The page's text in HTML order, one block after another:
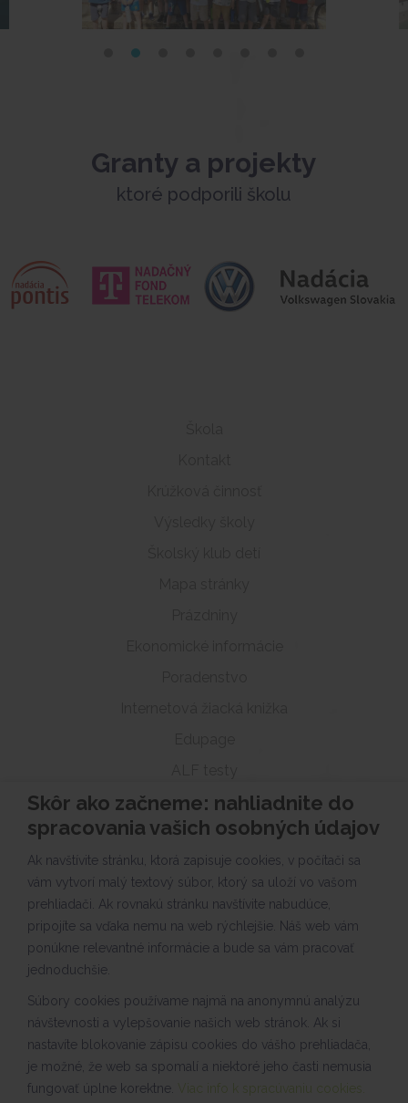
Granty a projekty
ktoré podporili školu
Fotogalérie a videá
Zverejňovanie
Školská jedáleň
Úradné hodiny
Projekty, súťaže, aktivity
Verejné obstarávanie
Konzultačné hodiny
Luskáčik
Zdravie na tanieri
Skôr ako začneme: nahliadnite do
spracovania vašich osobných údajov
Ak navštívite stránku, ktorá zapisuje cookies, v počítači sa
vám vytvorí malý textový súbor, ktorý sa uloží vo vašom
prehliadači. Ak rovnakú stránku navštívite nabudúce,
pripojíte sa vďaka nemu na web rýchlejšie. Náš web vám
ponúkne relevantné informácie a bude sa vám pracovať
jednoduchšie.
Súbory cookies používame najmä na anonymnú analýzu
návštevnosti a vylepšovanie našich web stránok. Ak si
nastavíte blokovanie zápisu cookies do vášho prehliadača,
je možné, že web sa spomalí a niektoré jeho časti nemusia
fungovať úplne korektne.
Viac info k spracúvaniu cookies.